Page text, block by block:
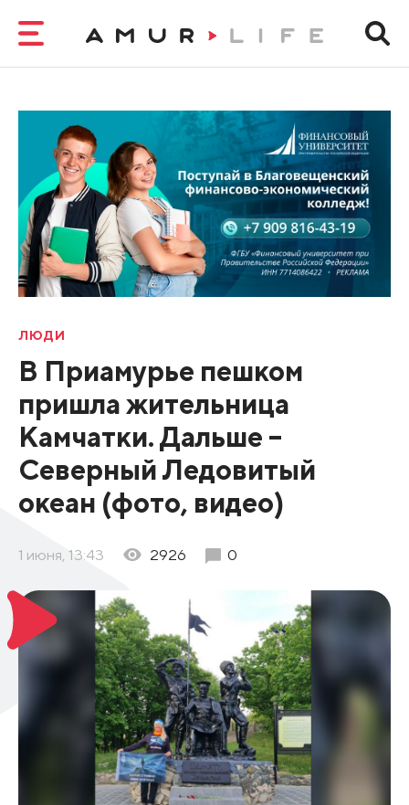
ЛЮДИ
В Приамурье пешком
пришла жительница
Камчатки. Дальше –
Северный Ледовитый
океан (фото, видео)
1 июня, 13:43 2926 0